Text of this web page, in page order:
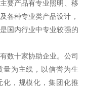
要产品有专业照明、移
各种专业类产品设计，
国内行业中专业较强的
数十家协助企业。公司
量为主线，以信誉为生
，规模化，集团化推